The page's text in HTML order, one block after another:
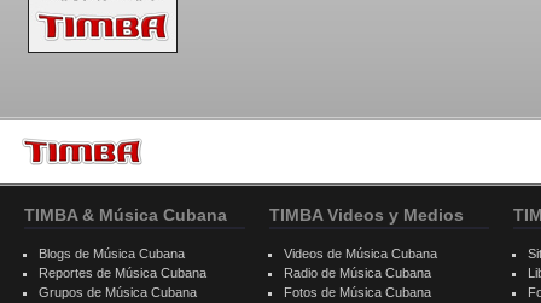
TIMBA & Música Cubana
Blogs de Música Cubana
Reportes de Música Cubana
Grupos de Música Cubana
TIMBA Videos y Medios
Videos de Música Cubana
Radio de Música Cubana
Fotos de Música Cubana